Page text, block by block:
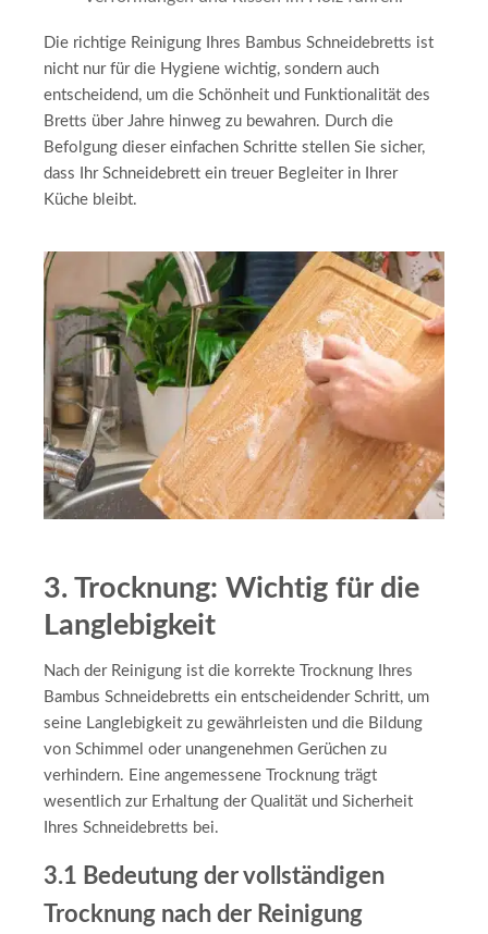
Die richtige Reinigung Ihres Bambus Schneidebretts ist
nicht nur für die Hygiene wichtig, sondern auch
entscheidend, um die Schönheit und Funktionalität des
Bretts über Jahre hinweg zu bewahren. Durch die
Befolgung dieser einfachen Schritte stellen Sie sicher,
dass Ihr Schneidebrett ein treuer Begleiter in Ihrer
Küche bleibt.
3. Trocknung: Wichtig für die
Langlebigkeit
Nach der Reinigung ist die korrekte Trocknung Ihres
Bambus Schneidebretts ein entscheidender Schritt, um
seine Langlebigkeit zu gewährleisten und die Bildung
von Schimmel oder unangenehmen Gerüchen zu
verhindern. Eine angemessene Trocknung trägt
wesentlich zur Erhaltung der Qualität und Sicherheit
Ihres Schneidebretts bei.
3.1 Bedeutung der vollständigen
Trocknung nach der Reinigung